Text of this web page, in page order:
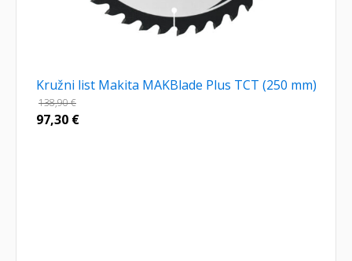
Kružni list Makita MAKBlade Plus TCT (250 mm)
138,90€
97,30 €